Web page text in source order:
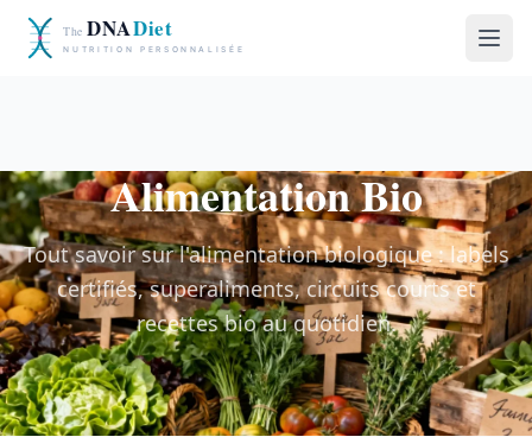
Alimentation Bio
Tout savoir sur l'alimentation biologique : labels
certifiés, superaliments, circuits courts et
recettes bio au quotidien.